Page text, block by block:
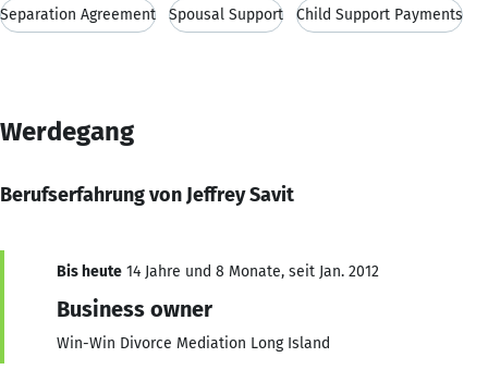
Separation Agreement Spousal Support Child Support Payments
Werdegang
Berufserfahrung von Jeffrey Savit
Bis heute 14 Jahre und 8 Monate, seit Jan. 2012
Business owner
Win-Win Divorce Mediation Long Island